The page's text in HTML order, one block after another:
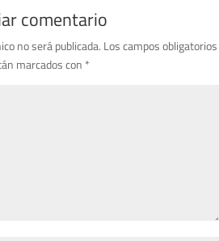
comentario
no será publicada. Los campos obligatorios
marcados con *